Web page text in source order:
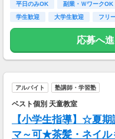
平日のみOK 副業・ＷワークOK
学生歓迎
大学生歓迎 フリ
応募へ
アルバイト 塾講師・学習塾
ベスト個別 天童教室
【小学生指導】☆夏
マ～可★茶髪・ネイ